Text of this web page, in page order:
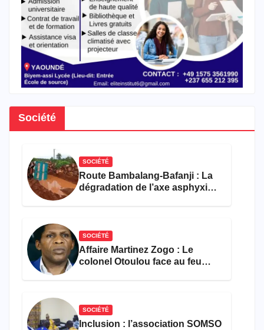
Société
SOCIÉTÉ
Route Bambalang-Bafanji : La
dégradation de l’axe asphyxie
SOCIÉTÉ
Affaire Martinez Zogo : Le
colonel Otoulou face au feu
SOCIÉTÉ
Inclusion : l’association SOMSO